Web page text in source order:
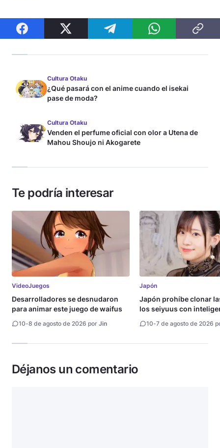
Cultura Otaku
¿Qué pasará con el anime cuando el isekai
pase de moda?
Cultura Otaku
Venden el perfume oficial con olor a Utena de
Mahou Shoujo ni Akogarete
Te podría interesar
VideoJuegos
Desarrolladores se desnudaron
para animar este juego de waifus
10-8 de agosto de 2026 por Jin
Japón
Japón prohíbe clonar
los seiyuus con
10-7 de agosto de 2026
Déjanos un comentario